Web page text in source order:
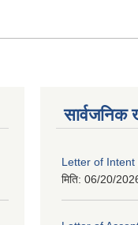
सार्वजनिक
Letter of Intent
मिति: 06/20/